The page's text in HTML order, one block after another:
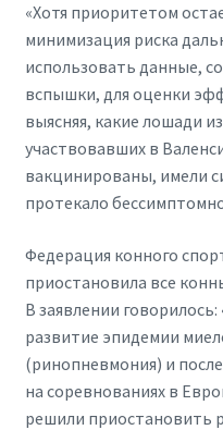
«Хотя приоритетом
минимизация риска
использовать данные,
вспышки, для оценки
выясняя, какие лошади
участвовавших в
вакцинированы, имели
протекало
Федерация конного
приостановила все
В заявлении
развитие эпидемии
(ринопневмония) и
на соревнованиях в
решили приостановить